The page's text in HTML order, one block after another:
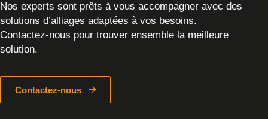
Nos experts sont prêts à vous accompagner avec des
solutions d’alliages adaptées à vos besoins.
Contactez-nous pour trouver ensemble la meilleure
solution.
Contactez-nous